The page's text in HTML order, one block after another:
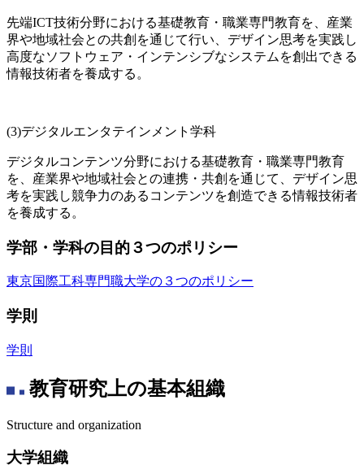
先端ICT技術分野における基礎教育・職業専門教育を、産業
界や地域社会との共創を通じて行い、デザイン思考を実践し
高度なソフトウェア・インテンシブなシステムを創出できる
情報技術者を養成する。
(3)デジタルエンタテインメント学科
デジタルコンテンツ分野における基礎教育・職業専門教育
を、産業界や地域社会との連携・共創を通じて、デザイン思
考を実践し競争力のあるコンテンツを創造できる情報技術者
を養成する。
学部・学科の目的３つのポリシー
東京国際工科専門職大学の３つのポリシー
学則
学則
教育研究上の基本組織
Structure and organization
大学組織